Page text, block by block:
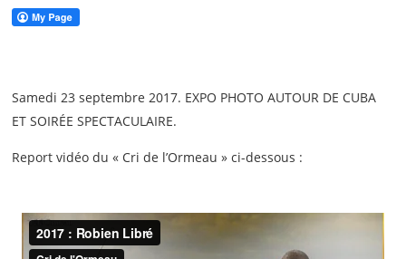
Samedi 23 septembre 2017. EXPO PHOTO AUTOUR DE CUBA
ET SOIRÉE SPECTACULAIRE.
Report vidéo du « Cri de l’Ormeau » ci-dessous :